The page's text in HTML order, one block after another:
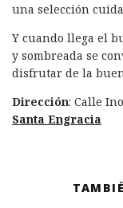
una selección
Y cuando llega el
y sombreada se
disfrutar de la
Dirección: Calle
Santa Engracia